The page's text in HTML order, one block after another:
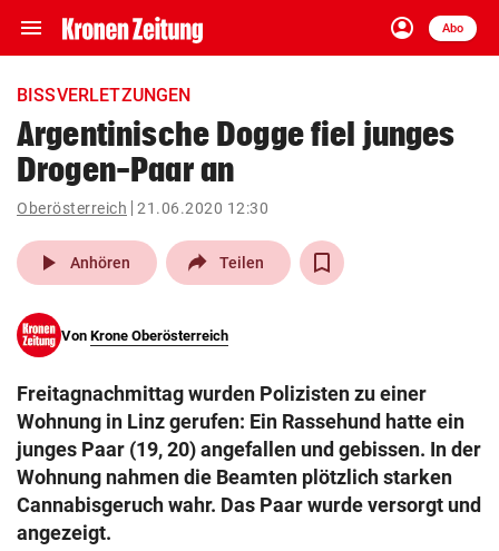
menu Navigation
ein-/ausklappen
account_circle
Anmelden
Abo
close Schließen
account_circle Anmelden
pin_drop
Wien arrow_right
search
eingeben
© Krone Multimedia GmbH & Co KG 2026
Muthgasse 2, 1190 Wien
BISSVERLETZUNGEN
Argentinische Dogge fiel junges
Drogen-Paar an
Oberösterreich 21.06.2020 12:30
play_arrow Anhören Teilen
Von Krone Oberösterreich
Freitagnachmittag wurden Polizisten zu einer
Wohnung in Linz gerufen: Ein Rassehund hatte ein
junges Paar (19, 20) angefallen und gebissen. In der
Wohnung nahmen die Beamten plötzlich starken
Cannabisgeruch wahr. Das Paar wurde versorgt und
angezeigt.